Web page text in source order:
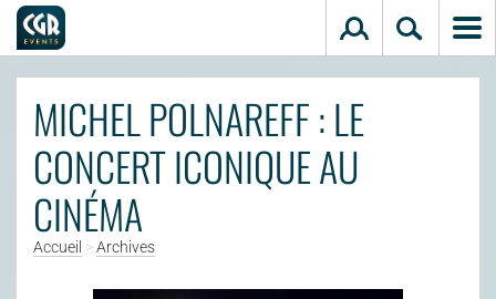
MICHEL POLNAREFF : LE
CONCERT ICONIQUE AU
CINÉMA
Accueil >Archives